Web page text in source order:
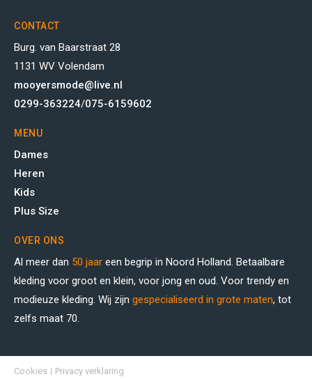
CONTACT
Burg. van Baarstraat 28
1131 WV Volendam
mooyersmode@live.nl
0299-363224/075-6159602
MENU
Dames
Heren
Kids
Plus Size
OVER ONS
Al meer dan 50 jaar een begrip in Noord Holland. Betaalbare
kleding voor groot en klein, voor jong en oud. Voor trendy en
modieuze kleding. Wij zijn gespecialiseerd in grote maten, tot
zelfs maat 70.
Cookies Privacy verklaring